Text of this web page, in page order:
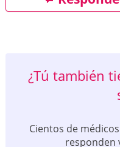
¿Tú también
Cientos de
responden